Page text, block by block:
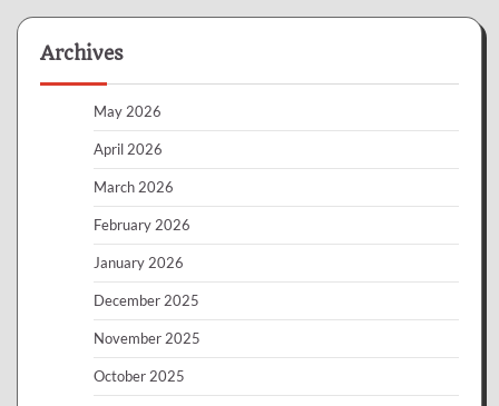
Archives
May 2026
April 2026
March 2026
February 2026
January 2026
December 2025
November 2025
October 2025